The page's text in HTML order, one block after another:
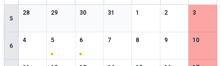
5
28
0særlige datoer
29
0særlige datoer
30
0særlige datoer
31
0særlige datoer
10 særlige datoer
2
0særlige datoer
3
0særlige
6
4
0særlige datoer
5
1særlige datoer
6
1særlige datoer
7
0særlige datoer
8
0særlige datoer
9
0særlige datoer
10
0særlige